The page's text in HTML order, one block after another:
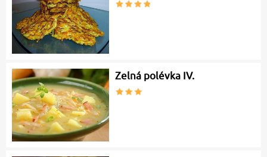
Zelná polévka IV.